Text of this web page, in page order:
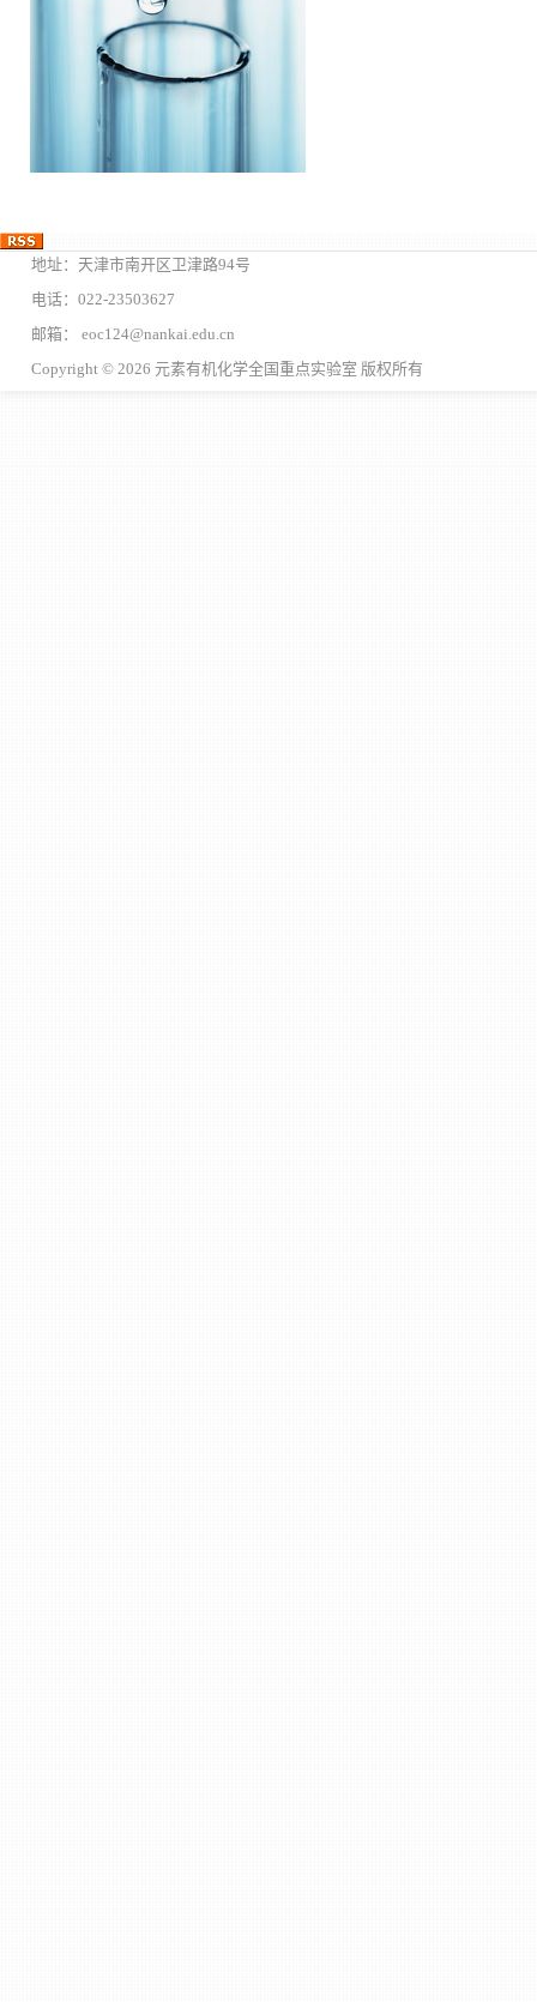
地址：天津市南开区卫津路94号
电话：022-23503627
邮箱： eoc124@nankai.edu.cn
Copyright © 2026 元素有机化学全国重点实验室 版权所有